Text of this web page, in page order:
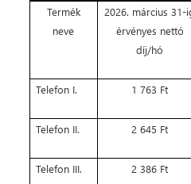
Termék
neve
2026. március 31-
érvényes nettó
díj/hó
Telefon I. 1 763 Ft
Telefon II. 2 645 Ft
Telefon III. 2 386 Ft